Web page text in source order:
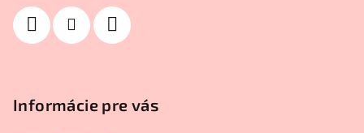
Informácie pre vás